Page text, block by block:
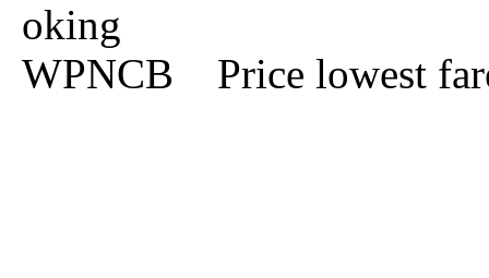
oking
WPNCB Price lowest